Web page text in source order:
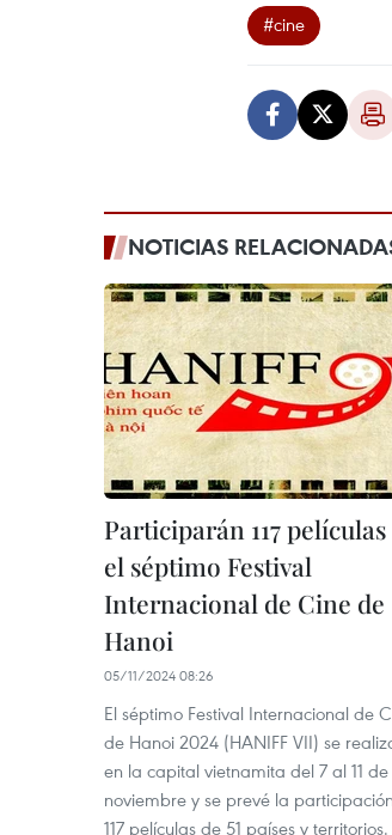
#cine
NOTICIAS
Participarán 117 películas
el séptimo Festival
Internacional de Cine de
Hanoi
05/11/2024 08:26
El séptimo Festival Internacional de
de Hanoi 2024 (HANIFF VII) se
en la capital vietnamita del 7 al 11 de
noviembre y se prevé la
117 películas de 51 países y territorios.